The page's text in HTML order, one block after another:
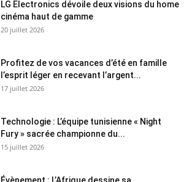
LG Electronics dévoile deux visions du home
cinéma haut de gamme
20 juillet 2026
Profitez de vos vacances d’été en famille
l’esprit léger en recevant l’argent...
17 juillet 2026
Technologie : L’équipe tunisienne « Night
Fury » sacrée championne du...
15 juillet 2026